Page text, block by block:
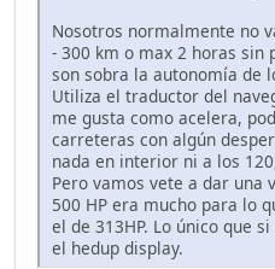
Nosotros normalmente no
- 300 km o max 2 horas sin
son sobra la autonomía de
Utiliza el traductor del
me gusta como acelera,
carreteras con algún
nada en interior ni a los
Pero vamos vete a dar una
500 HP era mucho para lo
el de 313HP. Lo único que
el hedup display.